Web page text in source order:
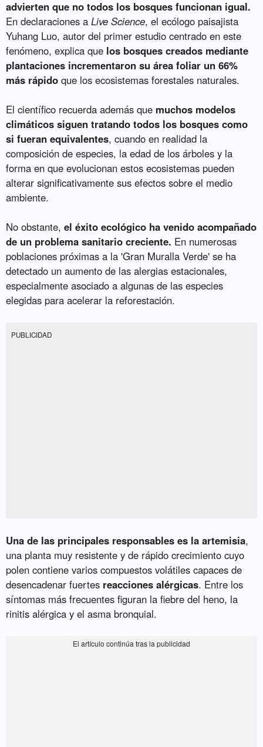
advierten que no todos los bosques funcionan igual.
En declaraciones aLive Science, el ecólogo paisajista
Yuhang Luo, autor del primer estudio centrado en este
fenómeno, explica que los bosques creados mediante
plantaciones incrementaron su área foliar un 66%
más rápido que los ecosistemas forestales naturales.
El científico recuerda además que muchos modelos
climáticos siguen tratando todos los bosques como
si fueran equivalentes, cuando en realidad la
composición de especies, la edad de los árboles y la
forma en que evolucionan estos ecosistemas pueden
alterar significativamente sus efectos sobre el medio
ambiente.
No obstante,el éxito ecológico ha venido acompañado
de un problema sanitario creciente. En numerosas
poblaciones próximas a la 'Gran Muralla Verde' se ha
detectado un aumento de las alergias estacionales,
especialmente asociado a algunas de las especies
elegidas para acelerar la reforestación.
PUBLICIDAD
Una de las principales responsables es la artemisia,
una planta muy resistente y de rápido crecimiento cuyo
polen contiene varios compuestos volátiles capaces de
desencadenar fuertes reacciones alérgicas. Entre los
síntomas más frecuentes figuran la fiebre del heno, la
rinitis alérgica y el asma bronquial.